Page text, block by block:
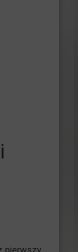
pierwszy